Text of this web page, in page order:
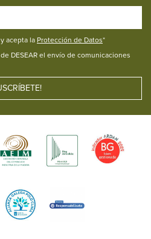
acepta la Protección de Datos*
DESEAR el envío de comunicaciones